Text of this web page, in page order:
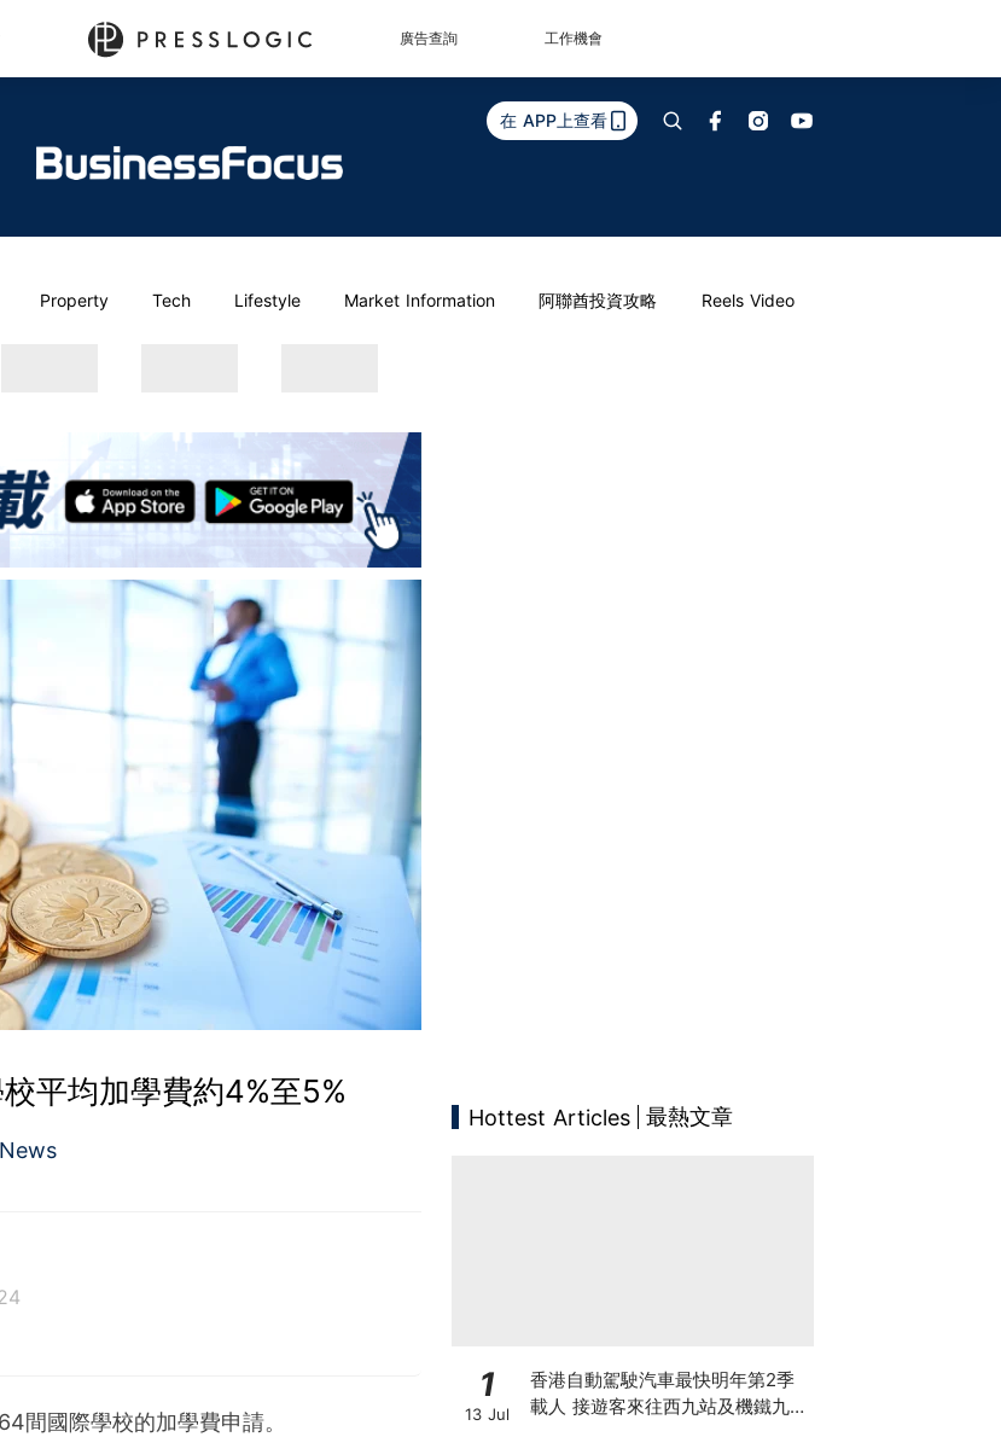
廣告查詢 工作機會
在 APP上查看
Property Tech Lifestyle Market Information 阿聯酋投資攻略 Reels Video
平均加學費約4%至5%
間國際學校的加學費申請。
Hottest Articles 最熱文章
1
13 Jul
香港自動駕駛汽車最快明年第2季
載人 接遊客來往西九站及機鐵九龍